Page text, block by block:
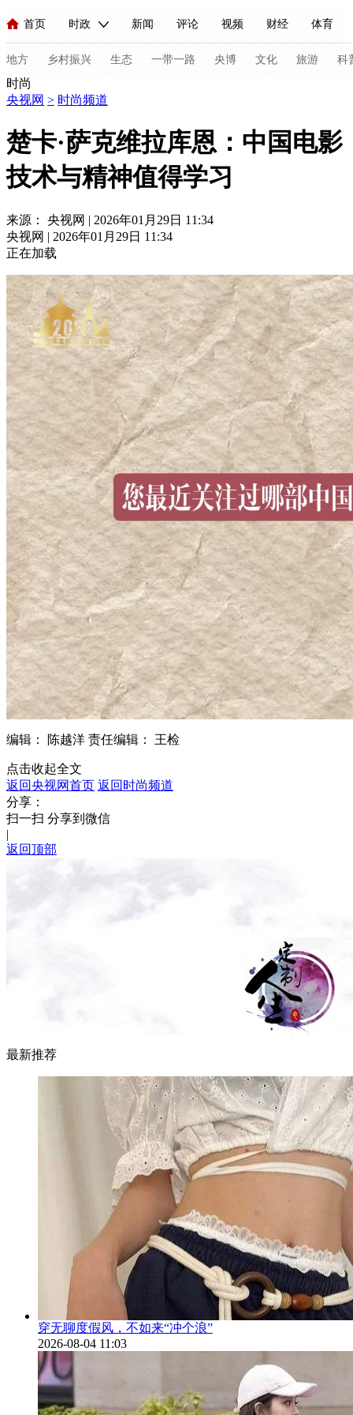
首页 时政 新闻 评论 视频 财经 体育
人民领袖习近平 联播+ 中国领导人 央视快评 习式妙语
直播 栏目大全 节目单 听音 微视频 主持人
海外频道 iPanda English Монгол
地方 乡村振兴 生态 一带一路 央博 文化 旅游 科
新闻 国内 国际 评论 经济
视频 小央视频
现场 前线 比划 快看 蓝海中国 新兵请入列
体育 直播 竞猜 2026年世界杯 2026年冬奥会
VIP会员 CCTV奥林匹克频道 生活体育大会 体育江湖
财经 教育 乡村振兴 生态环境 一带一路 央博
大国智造 大国展会 大国保险 云顶对话 云起
CCTV.节目官网 直播 节目单 栏目 片库 热播榜
时尚
央视网 > 时尚频道
楚卡·萨克维拉库恩：中国电影
技术与精神值得学习
来源： 央视网 | 2026年01月29日 11:34
央视网 | 2026年01月29日 11:34
正在加载
编辑： 陈越洋 责任编辑： 王检
点击收起全文
返回央视网首页 返回时尚频道
分享：
扫一扫 分享到微信
|
返回顶部
最新推荐
穿无聊度假风，不如来“冲个浪”
2026-08-04 11:03